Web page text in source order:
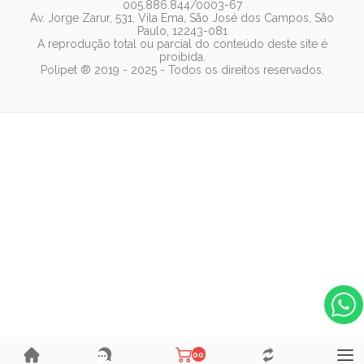
Whiskas
Dog Chow
Royal Canin
005.886.844/0003-67
Av. Jorge Zarur, 531, Vila Ema, São José dos Campos, São
Paulo, 12243-081
A reprodução total ou parcial do conteúdo deste site é
proibida.
Polipet ® 2019 - 2025 - Todos os direitos reservados.
00